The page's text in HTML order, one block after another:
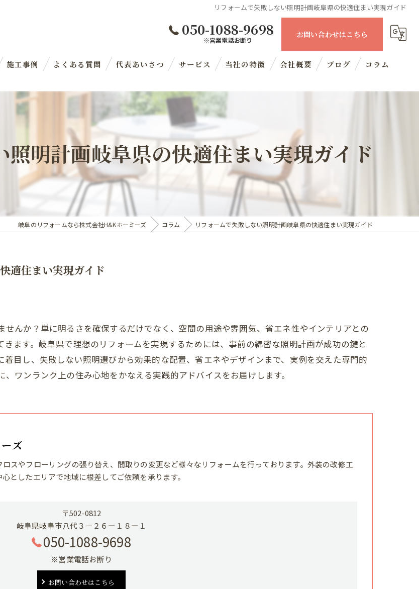
リフォームで失敗しない照明計画岐阜県の快適住まい実現ガイド
050-1088-9698
※営業電話お断り
お問い合わせはこちら
施工事例 よくある質問 代表あいさつ サービス 当社の特徴
マンション
リノベーション
水回り
会社概要 ブログ コラム
明計画岐阜県の快適住まい実現ガイド
岐阜のリフォームなら株式会社H&Kホーミーズ コラム リフォームで失敗しない照明計画岐阜県の快適住まい実現ガイド
適住まい実現ガイド
んか？単に明るさを確保するだけでなく、空間の用途や雰囲気、省エネ性やインテリアとの
ます。岐阜県で理想のリフォームを実現するためには、事前の綿密な照明計画が成功の鍵と
目し、失敗しない照明選びから効果的な配置、省エネやデザインまで、実例を交えた専門的
ワンランク上の住み心地をかなえる実践的アドバイスをお届けします。
ズ
スやフローリングの張り替え、間取りの変更など様々なリフォームを行っております。外装の改修工
としたエリアで地域に根差してご依頼を承ります。
〒502-0812
岐阜県岐阜市八代３－２６ー１８ー１
050-1088-9698
※営業電話お断り
お問い合わせはこちら